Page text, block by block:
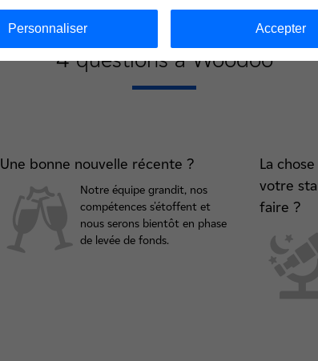
4 questions à Woodoo
Une bonne nouvelle récente ?
Notre équipe grandit, nos
compétences s'étoffent et
nous serons bientôt en phase
de levée de fonds.
La
votre
faire ?
Personnaliser Accepter